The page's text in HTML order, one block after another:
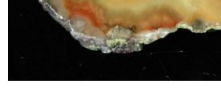
Obchodní podmínky
Podmínky
Poučení o právu na odstoupení od
Puncovní značky
Výkup minerálů a
Kontakt